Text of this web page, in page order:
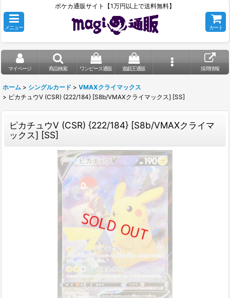
ポケカ通販サイト【1万円以上で送料無料】
メニュー カート
マイページ 商品検索 ワンピース通販 遊戯王通販 採用情報
ホーム > シングルカード > VMAXクライマックス
> ピカチュウV (CSR) {222/184} [S8b/VMAXクライマックス] [SS]
ピカチュウV (CSR) {222/184} [S8b/VMAXクライマ
ックス] [SS]